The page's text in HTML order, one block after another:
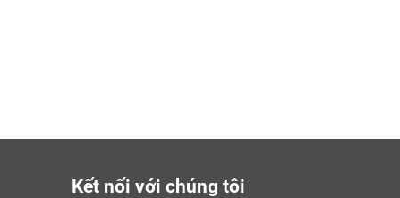
Kết nối với chúng tôi